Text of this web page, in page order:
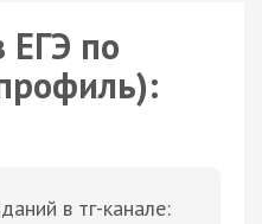
ЕГЭ по
в тг-канале: